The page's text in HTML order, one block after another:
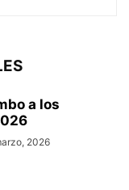
a los
2026